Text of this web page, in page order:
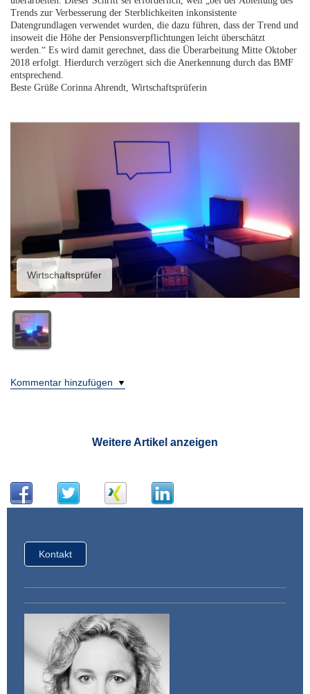
Trends zur Verbesserung der Sterblichkeiten inkonsistente
Datengrundlagen verwendet wurden, die dazu führen, dass der Trend und
insoweit die Höhe der Pensionsverpflichtungen leicht überschätzt
werden.“ Es wird damit gerechnet, dass die Überarbeitung Mitte Oktober
2018 erfolgt. Hierdurch verzögert sich die Anerkennung durch das BMF
entsprechend.
Beste Grüße Corinna Ahrendt, Wirtschaftsprüferin
Wirtschaftsprüfer
Kommentar hinzufügen
Weitere Artikel anzeigen
Kontakt